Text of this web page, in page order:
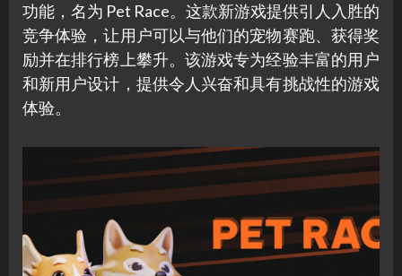
功能，名为 Pet Race。这款新游戏提供引人入胜的
竞争体验，让用户可以与他们的宠物赛跑、获得奖
励并在排行榜上攀升。该游戏专为经验丰富的用户
和新用户设计，提供令人兴奋和具有挑战性的游戏
体验。